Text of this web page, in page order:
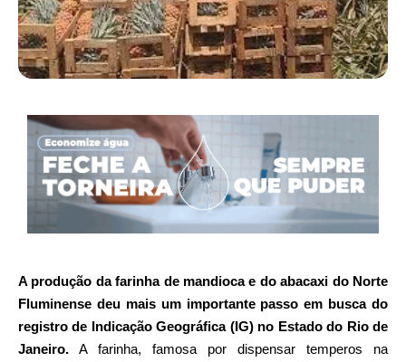
A produção da farinha de mandioca e do abacaxi do Norte
Fluminense deu mais um importante passo em busca do
registro de Indicação Geográfica (IG) no Estado do Rio de
Janeiro. A farinha, famosa por dispensar temperos na